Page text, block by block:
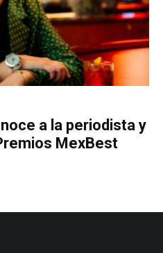
a la periodista y
MexBest